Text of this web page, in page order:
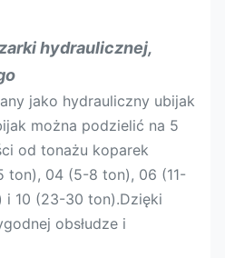
hydraulicznej,
jako hydrauliczny ubijak
można podzielić na 5
od tonażu koparek
ton), 04 (5-8 ton), 06 (11-
i 10 (23-30 ton).Dzięki
obsłudze i